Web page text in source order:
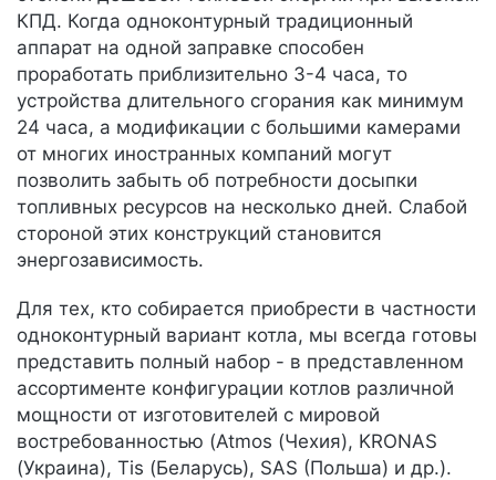
КПД. Когда одноконтурный традиционный
аппарат на одной заправке способен
проработать приблизительно 3-4 часа, то
устройства длительного сгорания как минимум
24 часа, а модификации с большими камерами
от многих иностранных компаний могут
позволить забыть об потребности досыпки
топливных ресурсов на несколько дней. Слабой
стороной этих конструкций становится
энергозависимость.
Для тех, кто собирается приобрести в частности
одноконтурный вариант котла, мы всегда готовы
представить полный набор - в представленном
ассортименте конфигурации котлов различной
мощности от изготовителей с мировой
востребованностью (Atmos (Чехия), KRONAS
(Украина), Tis (Беларусь), SAS (Польша) и др.).